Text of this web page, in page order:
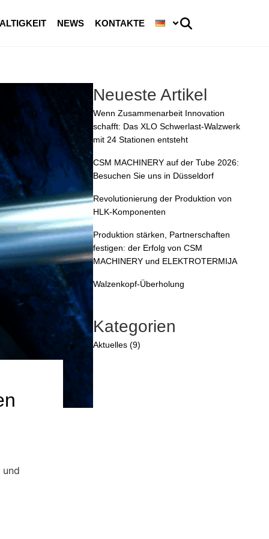
NEWS KONTAKTE
und
Neueste Artikel
Wenn Zusammenarbeit Innovation
schafft: Das XLO Schwerlast-Walzwerk
mit 24 Stationen entsteht
CSM MACHINERY auf der Tube 2026:
Besuchen Sie uns in Düsseldorf
Revolutionierung der Produktion von
HLK-Komponenten
Produktion stärken, Partnerschaften
festigen: der Erfolg von CSM
MACHINERY und ELEKTROTERMIJA
Walzenkopf-Überholung
Kategorien
Aktuelles (9)